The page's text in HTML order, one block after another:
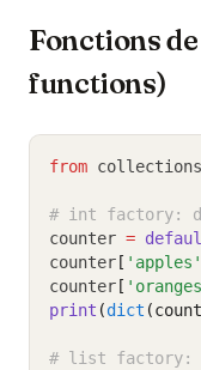
Fonctions
functions)
from collections
# int factory:
counter =
counter [ 'apples'
counter [
print (dict
# list factory: